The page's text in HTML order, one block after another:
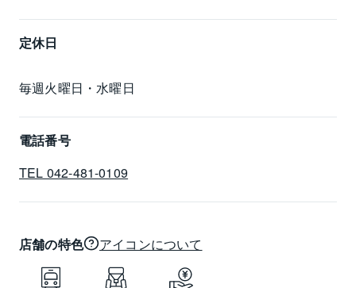
定休日
毎週火曜日・水曜日
電話番号
TEL 042-481-0109
店舗の特色 アイコンについて